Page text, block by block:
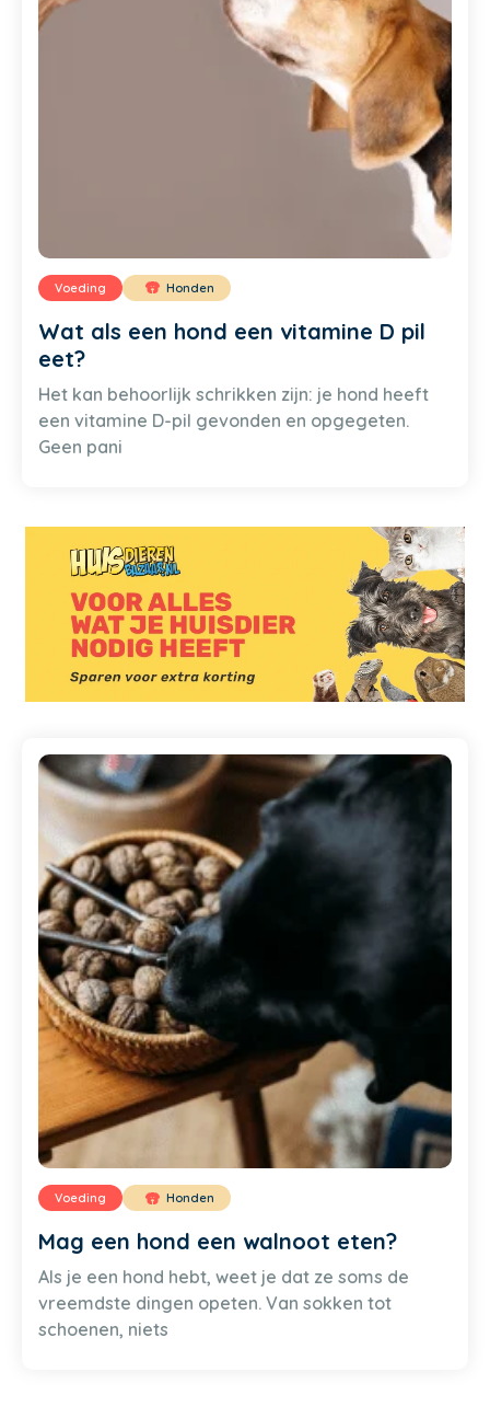
Voeding Honden
Wat als een hond een vitamine D pil
eet?
Het kan behoorlijk schrikken zijn: je hond heeft
een vitamine D-pil gevonden en opgegeten.
Geen pani
Voeding Honden
Mag een hond een walnoot eten?
Als je een hond hebt, weet je dat ze soms de
vreemdste dingen opeten. Van sokken tot
schoenen, niets